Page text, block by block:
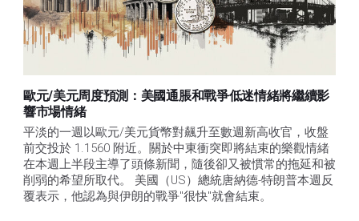
歐元/美元周度預測：美國通脹和戰爭低迷情緒將繼續影
響市場情緒
平淡的一週以歐元/美元貨幣對飆升至數週新高收官，收盤
前交投於 1.1560 附近。關於中東衝突即將結束的樂觀情緒
在本週上半段主導了頭條新聞，隨後卻又被慣常的拖延和被
削弱的希望所取代。 美國（US）總統唐納德-特朗普本週反
覆表示，他認為與伊朗的戰爭"很快"就會結束。